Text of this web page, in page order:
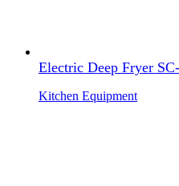
Electric Deep Fryer
Kitchen Equipment